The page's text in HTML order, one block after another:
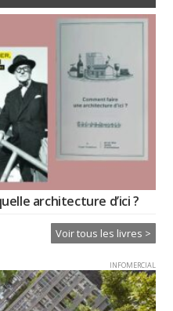
architecture d’ici ?
Voir tous les livres >
INFOMERCIAL